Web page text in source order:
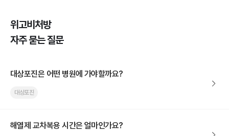
위고비처방
자주 묻는 질문
대상포진은 어떤 병원에 가야할까요?
대상포진
해열제 교차복용 시간은 얼마인가요?